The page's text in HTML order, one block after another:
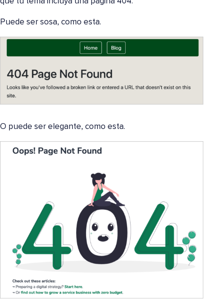
Puede ser sosa, como esta.
O puede ser elegante, como esta.